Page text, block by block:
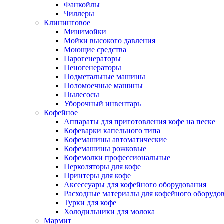
Фанкойлы
Чиллеры
Клининговое
Минимойки
Мойки высокого давления
Моющие средства
Парогенераторы
Пеногенераторы
Подметальные машины
Поломоечные машины
Пылесосы
Уборочный инвентарь
Кофейное
Аппараты для приготовления кофе на песке
Кофеварки капельного типа
Кофемашины автоматические
Кофемашины рожковые
Кофемолки профессиональные
Перколяторы для кофе
Принтеры для кофе
Аксессуары для кофейного оборудования
Расходные материалы для кофейного
Турки для кофе
Холодильники для молока
Мармит